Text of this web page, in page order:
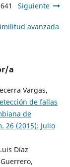
Siguiente
avanzada
a
Vargas,
de fallas
de
26 (2015): Julio
Díaz